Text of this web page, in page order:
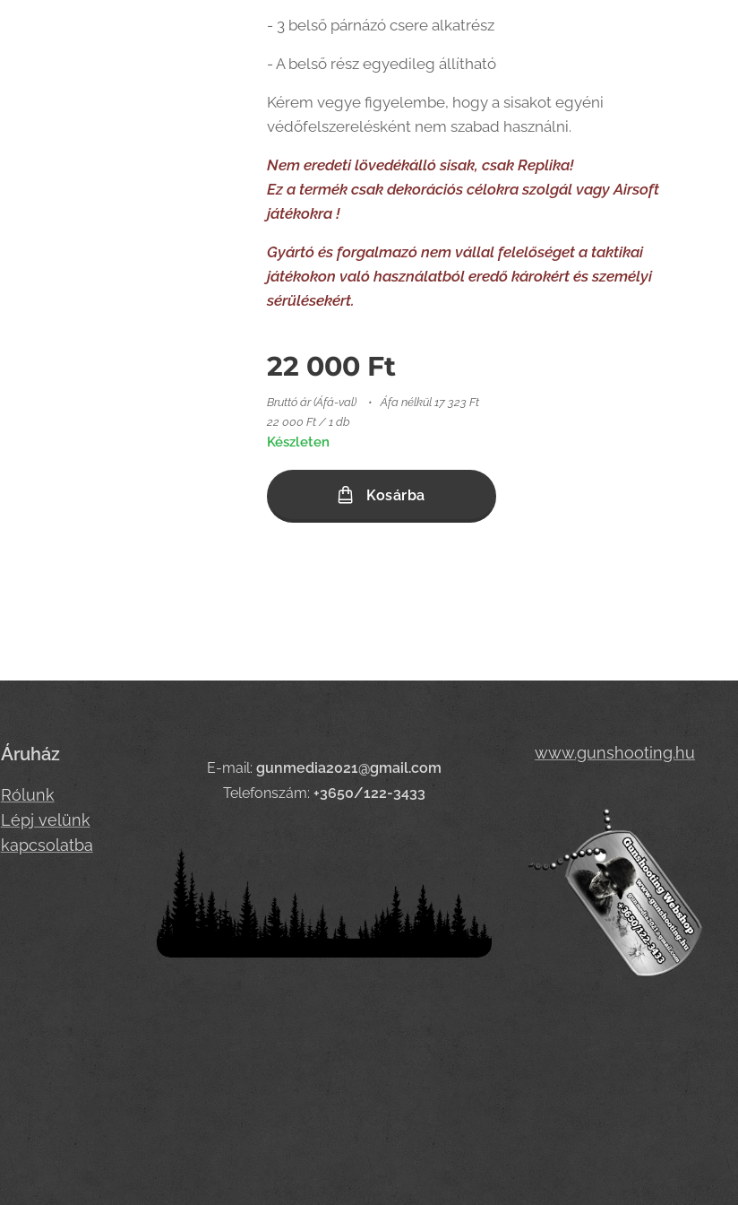
- 3 belső párnázó csere alkatrész
- A belső rész egyedileg állítható
Kérem vegye figyelembe, hogy a sisakot egyéni
védőfelszerelésként nem szabad használni.
Nem eredeti lövedékálló sisak, csak Replika!
Ez a termék csak dekorációs célokra szolgál vagy Airsoft
játékokra !
Gyártó és forgalmazó nem vállal felelőséget a taktikai
játékokon való használatból eredő károkért és személyi
sérülésekért.
22 000 Ft
Bruttó ár (Áfá-val)
Áfa nélkül 17 323 Ft
22 000 Ft / 1 db
Készleten
Kosárba
Áruház
Rólunk
Lépj velünk
kapcsolatba
E-mail:gunmedia2021@gmail.com
Telefonszám:+3650/122-3433
www.gunshooting.hu